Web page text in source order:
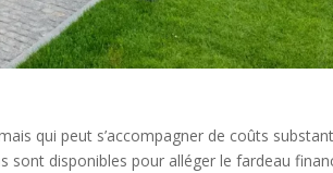
qui peut s’accompagner de coûts
sont disponibles pour alléger le fardeau